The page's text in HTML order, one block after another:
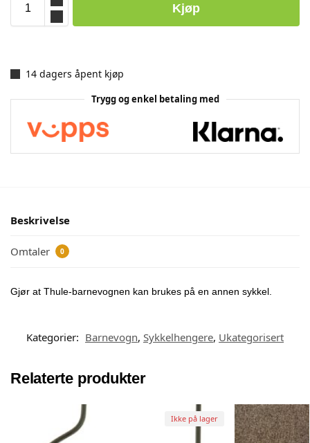
Kjøp
14 dagers åpent kjøp
Trygg og enkel betaling med
Beskrivelse
Omtaler 0
Gjør at Thule-barnevognen kan brukes på en annen sykkel.
Kategorier: Barnevogn, Sykkelhengere, Ukategorisert
Relaterte produkter
Ikke på lager